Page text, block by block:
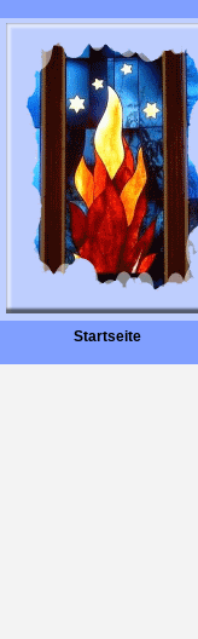
Startseite